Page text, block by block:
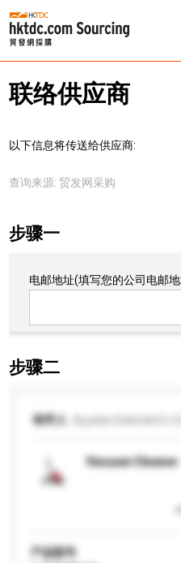
联络供应商
以下信息将传送给供应商:
查询来源: 贸发网采购
步骤一
电邮地址(填写您的公司电邮
步骤二
收件人
Vacuum Cleaner
产品型号